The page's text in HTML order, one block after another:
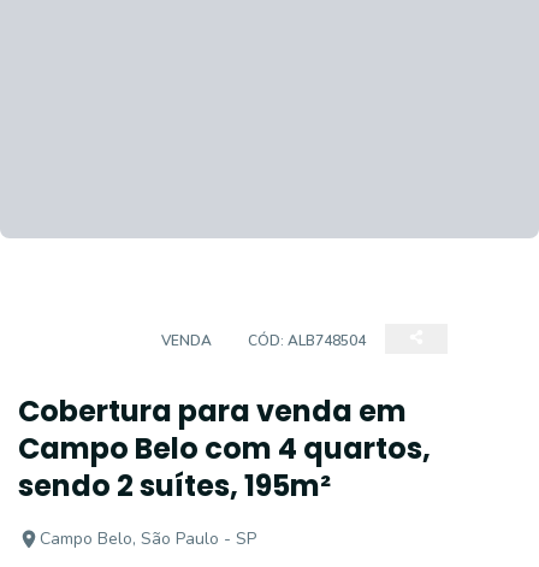
VENDA CÓD: ALB748504
Cobertura para venda em
Campo Belo com 4 quartos,
sendo 2 suítes, 195m²
Campo Belo, São Paulo - SP